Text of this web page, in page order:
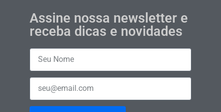
Assine nossa newsletter e
receba dicas e novidades